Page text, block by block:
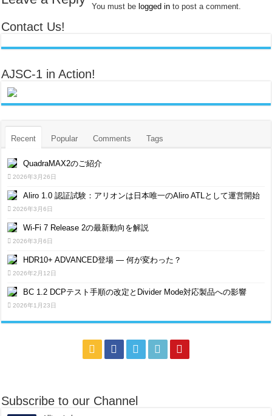
You must be logged in to post a comment.
Contact Us!
AJSC-1 in Action!
Recent Popular Comments Tags
QuadraMAX2のご紹介
2026年3月26日
Aliro 1.0 認証試験：アリオンは日本唯一のAliro ATLとして運営開始
2026年3月6日
Wi-Fi 7 Release 2の最新動向を解説
2026年3月6日
HDR10+ ADVANCED登場 ― 何が変わった？
2026年2月12日
BC 1.2 DCPテスト手順の改定とDivider Mode対応製品への影響
2026年1月23日
Subscribe to our Channel